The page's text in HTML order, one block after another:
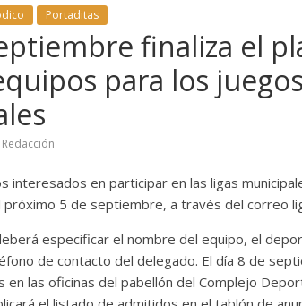
Portaditas
finaliza el
para los
Redacción
interesados en participar en las ligas
próximo 5 de septiembre, a través del correo
especificar el nombre del equipo, el
de contacto del delegado. El día 8 de
las oficinas del pabellón del Complejo